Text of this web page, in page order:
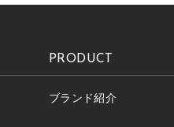
PRODUCT
ブランド紹介